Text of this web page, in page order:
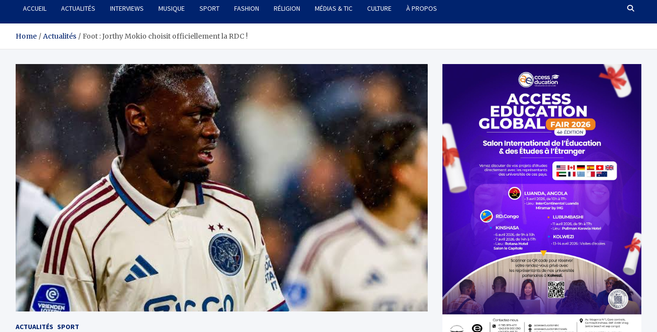
ACCUEIL ACTUALITÉS INTERVIEWS MUSIQUE SPORT FASHION RÉLIGION MÉDIAS & TIC CULTURE À PROPOS
Home Actualités Foot : Jorthy Mokio choisit officiellement la RDC !
ACTUALITÉS SPORT